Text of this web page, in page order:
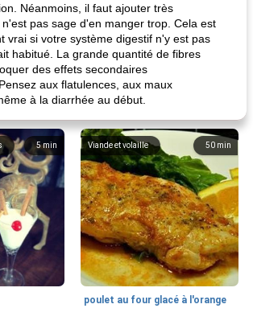
Néanmoins, il faut ajouter très
pas sage d'en manger trop. Cela est
vrai si votre système digestif n'y est pas
habitué. La grande quantité de fibres
des effets secondaires
aux flatulences, aux maux
à la diarrhée au début.
5min 50 min
Viande et volaille
poulet au four glacé à l'orange